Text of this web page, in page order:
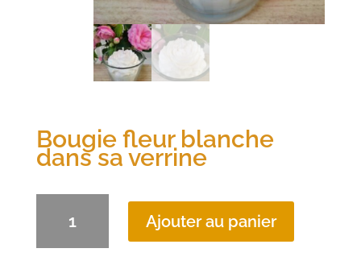
Bougie fleur blanche
dans sa verrine
Ajouter au panier